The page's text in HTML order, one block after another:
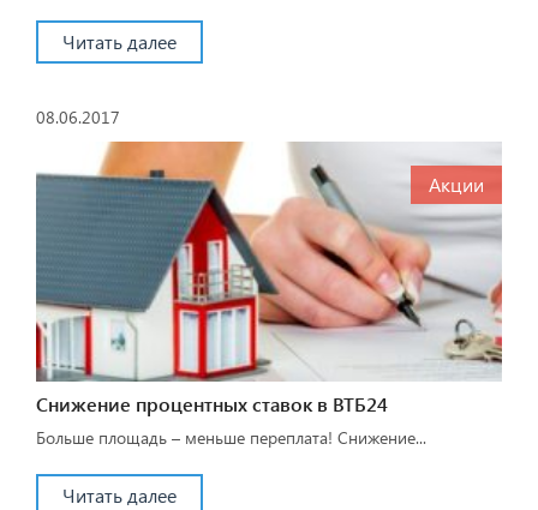
Читать далее
08.06.2017
Акции
Снижение процентных ставок в ВТБ24
Больше площадь – меньше переплата! Снижение...
Читать далее